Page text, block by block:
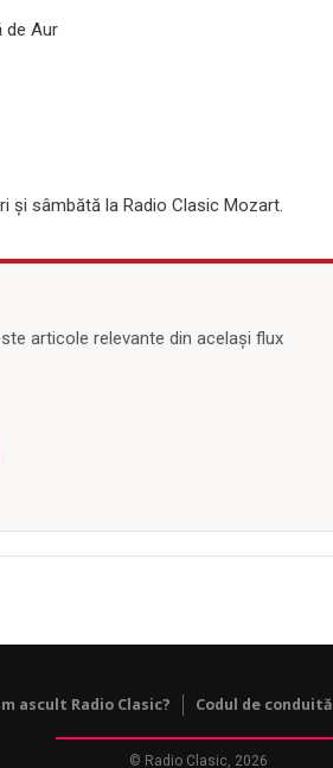
de Aur
și sâmbătă la Radio Clasic Mozart.
articole relevante din același flux
ascult Radio Clasic? Codul de conduită
© Radio Clasic, 2026